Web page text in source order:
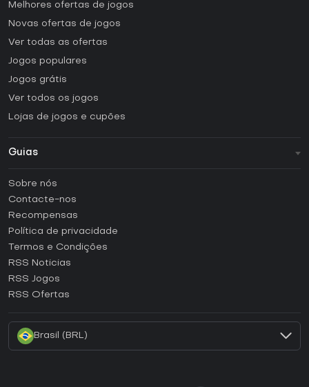
Melhores ofertas de jogos
Novas ofertas de jogos
Ver todas as ofertas
Jogos populares
Jogos grátis
Ver todos os jogos
Lojas de jogos e cupões
Guias
Como ativar uma CD Key Steam?
Como ativar uma CD Key Epic Games?
Como ativar uma CD Key GOG?
Como ativar uma CD Key Ubisoft Connect?
Sobre nós
Contacte-nos
Recompensas
Política de privacidade
Termos e Condições
RSS Noticias
RSS Jogos
RSS Ofertas
Brasil (BRL)